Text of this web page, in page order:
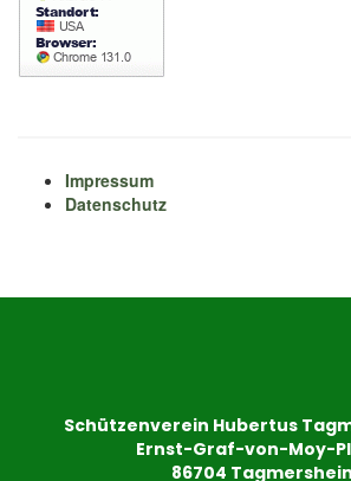
Impressum
Datenschutz
Schützenverein Hubertus
Ernst-Graf-von-Moy-
86704